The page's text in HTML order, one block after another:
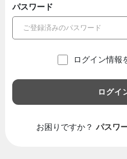
パスワード
ログイン情報
ログイ
お困りですか？ パスワ